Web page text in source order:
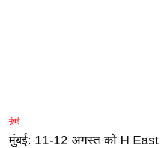
मुंबई
मुंबई: 11-12 अगस्त को H East